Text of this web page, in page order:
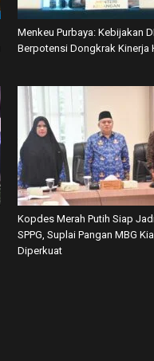
Menkeu Purbaya: Kebijakan
Berpotensi Dongkrak Kinerja
Kopdes Merah Putih Siap
SPPG, Suplai Pangan MBG
Diperkuat